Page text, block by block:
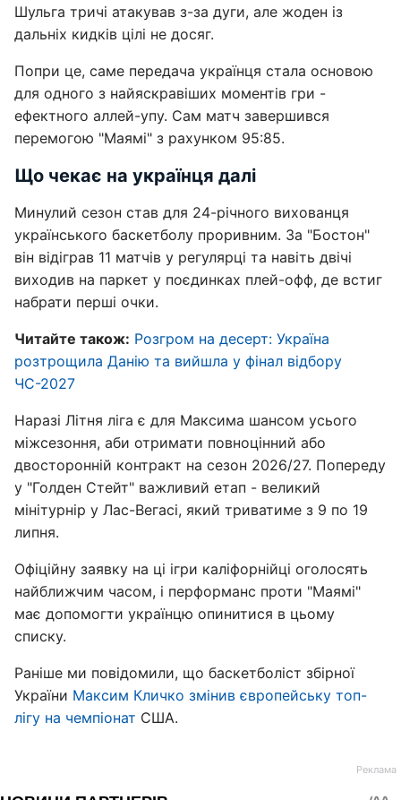
Шульга тричі атакував з-за дуги, але жоден із
дальніх кидків цілі не досяг.
Попри це, саме передача українця стала основою
для одного з найяскравіших моментів гри -
ефектного аллей-упу. Сам матч завершився
перемогою "Маямі" з рахунком 95:85.
Що чекає на українця далі
Минулий сезон став для 24-річного вихованця
українського баскетболу проривним. За "Бостон"
він відіграв 11 матчів у регулярці та навіть двічі
виходив на паркет у поєдинках плей-офф, де встиг
набрати перші очки.
Читайте також: Розгром на десерт: Україна
розтрощила Данію та вийшла у фінал відбору
ЧС-2027
Наразі Літня ліга є для Максима шансом усього
міжсезоння, аби отримати повноцінний або
двосторонній контракт на сезон 2026/27. Попереду
у "Голден Стейт" важливий етап - великий
мінітурнір у Лас-Вегасі, який триватиме з 9 по 19
липня.
Офіційну заявку на ці ігри каліфорнійці оголосять
найближчим часом, і перформанс проти "Маямі"
має допомогти українцю опинитися в цьому
списку.
Раніше ми повідомили, що баскетболіст збірної
України Максим Кличко змінив європейську топ-
лігу на чемпіонат США.